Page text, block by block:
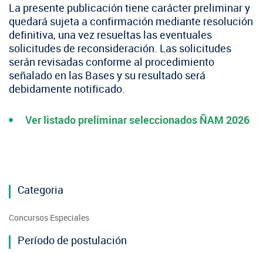
La presente publicación tiene carácter preliminar y
quedará sujeta a confirmación mediante resolución
definitiva, una vez resueltas las eventuales
solicitudes de reconsideración. Las solicitudes
serán revisadas conforme al procedimiento
señalado en las Bases y su resultado será
debidamente notificado.
Ver listado preliminar seleccionados ÑAM 2026
Categoria
Concursos Especiales
Período de postulación